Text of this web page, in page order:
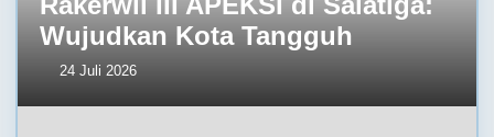
Wujudkan Kota Tangguh
24 Juli 2026